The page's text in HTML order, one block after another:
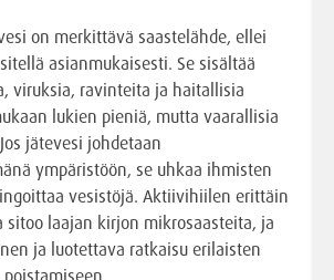
on merkittävä saastelähde, ellei
asianmukaisesti. Se sisältää
viruksia, ravinteita ja haitallisia
lukien pieniä, mutta vaarallisia
jätevesi johdetaan
ympäristöön, se uhkaa ihmisten
vesistöjä. Aktiivihiilen erittäin
sitoo laajan kirjon mikrosaasteita, ja
ja luotettava ratkaisu erilaisten